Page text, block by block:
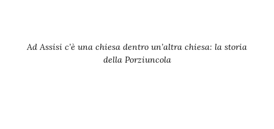
Ad Assisi c’è una chiesa dentro un’altra chiesa: la storia
della Porziuncola